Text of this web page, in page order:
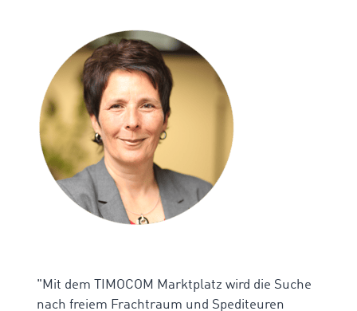
"Mit dem TIMOCOM Marktplatz wird die Suche
nach freiem Frachtraum und Spediteuren